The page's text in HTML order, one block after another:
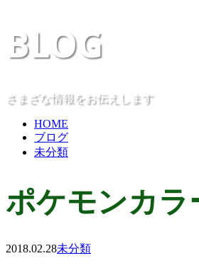
BLOG
さまざな情報をお伝えします
HOME
ブログ
未分類
ポケモンカラ
2018.02.28未分類